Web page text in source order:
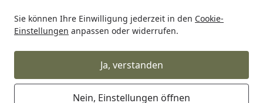
Sie können Ihre Einwilligung jederzeit in den Cookie-
Einstellungen anpassen oder widerrufen.
Ja, verstanden
Nein, Einstellungen öffnen
Startseite
RK Rk Antriebsritzel RK Antriebsritzel C5048 16 Zähne
RK Antriebsritzel C5048 16 Zähne